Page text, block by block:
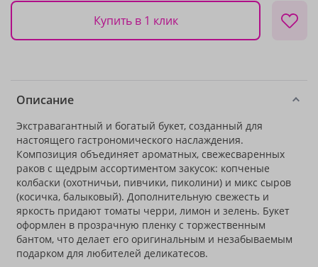
Купить в 1 клик
Описание
Экстравагантный и богатый букет, созданный для
настоящего гастрономического наслаждения.
Композиция объединяет ароматных, свежесваренных
раков с щедрым ассортиментом закусок: копченые
колбаски (охотничьи, пивчики, пиколини) и микс сыров
(косичка, балыковый). Дополнительную свежесть и
яркость придают томаты черри, лимон и зелень. Букет
оформлен в прозрачную пленку с торжественным
бантом, что делает его оригинальным и незабываемым
подарком для любителей деликатесов.